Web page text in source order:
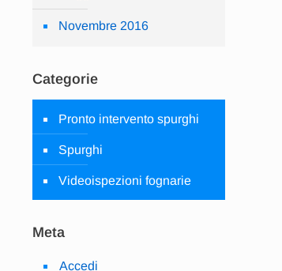
Novembre 2016
Categorie
Pronto intervento spurghi
Spurghi
Videoispezioni fognarie
Meta
Accedi